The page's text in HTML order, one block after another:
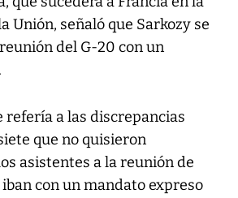
Unión, señaló que Sarkozy se
del G-20 con un
refería a las discrepancias
que no quisieron
asistentes a la reunión de
con un mandato expreso